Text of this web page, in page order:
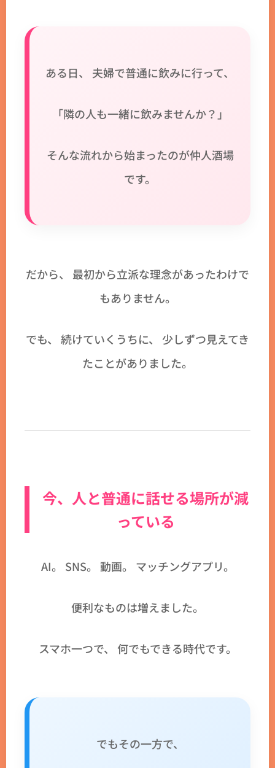
ある日、 夫婦で普通に飲みに行って、
「隣の人も一緒に飲みませんか？」
そんな流れから始まったのが仲人酒場
です。
だから、 最初から立派な理念があったわけで
もありません。
でも、 続けていくうちに、 少しずつ見えてき
たことがありました。
今、人と普通に話せる場所が減
っている
AI。 SNS。 動画。 マッチングアプリ。
便利なものは増えました。
スマホ一つで、 何でもできる時代です。
でもその一方で、